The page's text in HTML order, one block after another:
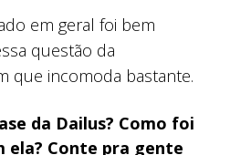
em geral foi bem
questão da
que incomoda bastante.
da Dailus? Como foi
ela? Conte pra gente